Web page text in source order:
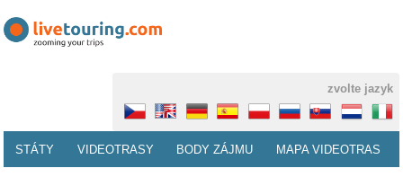
zvolte jazyk
STÁTY VIDEOTRASY BODY ZÁJMU MAPA VIDEOTRAS